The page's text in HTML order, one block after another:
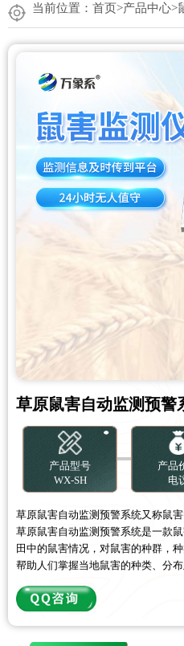
当前位置： 首页>产品中心>
草原鼠害自动监测预警
产品型号
WX-SH
产品
电
草原鼠害自动监测预警系统又称鼠
草原鼠害自动监测预警系统是一款
田中的鼠害情况，对鼠害的种群，
帮助人们掌握当地鼠害的种类、分